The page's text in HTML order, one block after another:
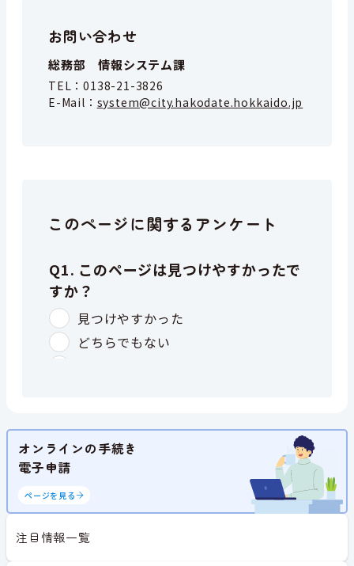
お問い合わせ
総務部 情報システム課
TEL：0138-21-3826
E-Mail： system@city.hakodate.hokkaido.jp
このページに関するアンケート
オンラインの手続き
電子申請
ページを見る
注目情報一覧